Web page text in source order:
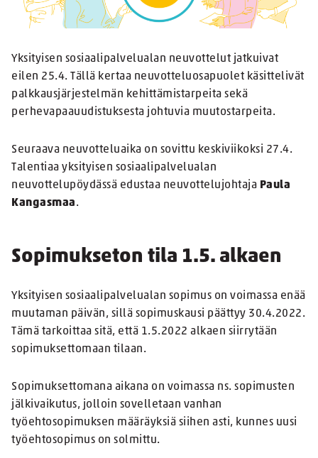
Yksityisen sosiaalipalvelualan neuvottelut jatkuivat
eilen 25.4. Tällä kertaa neuvotteluosapuolet käsittelivät
palkkausjärjestelmän kehittämistarpeita sekä
perhevapaauudistuksesta johtuvia muutostarpeita.
Seuraava neuvotteluaika on sovittu keskiviikoksi 27.4.
Talentiaa yksityisen sosiaalipalvelualan
neuvottelupöydässä edustaa neuvottelujohtaja Paula
Kangasmaa.
Sopimukseton tila 1.5. alkaen
Yksityisen sosiaalipalvelualan sopimus on voimassa enää
muutaman päivän, sillä sopimuskausi päättyy 30.4.2022.
Tämä tarkoittaa sitä, että 1.5.2022 alkaen siirrytään
sopimuksettomaan tilaan.
Sopimuksettomana aikana on voimassa ns. sopimusten
jälkivaikutus, jolloin sovelletaan vanhan
työehtosopimuksen määräyksiä siihen asti, kunnes uusi
työehtosopimus on solmittu.